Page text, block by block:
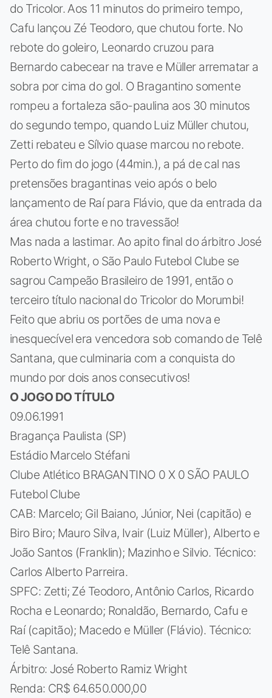
do Tricolor. Aos 11 minutos do primeiro tempo,
Cafu lançou Zé Teodoro, que chutou forte. No
rebote do goleiro, Leonardo cruzou para
Bernardo cabecear na trave e Müller arrematar a
sobra por cima do gol. O Bragantino somente
rompeu a fortaleza são-paulina aos 30 minutos
do segundo tempo, quando Luiz Müller chutou,
Zetti rebateu e Sílvio quase marcou no rebote.
Perto do fim do jogo (44min.), a pá de cal nas
pretensões bragantinas veio após o belo
lançamento de Raí para Flávio, que da entrada da
área chutou forte e no travessão!
Mas nada a lastimar. Ao apito final do árbitro José
Roberto Wright, o São Paulo Futebol Clube se
sagrou Campeão Brasileiro de 1991, então o
terceiro título nacional do Tricolor do Morumbi!
Feito que abriu os portões de uma nova e
inesquecível era vencedora sob comando de Telê
Santana, que culminaria com a conquista do
mundo por dois anos consecutivos!
O JOGO DO TÍTULO
09.06.1991
Bragança Paulista (SP)
Estádio Marcelo Stéfani
Clube Atlético BRAGANTINO 0 X 0 SÃO PAULO
Futebol Clube
CAB: Marcelo; Gil Baiano, Júnior, Nei (capitão) e
Biro Biro; Mauro Silva, Ivair (Luiz Müller), Alberto e
João Santos (Franklin); Mazinho e Silvio. Técnico:
Carlos Alberto Parreira.
SPFC: Zetti; Zé Teodoro, Antônio Carlos, Ricardo
Rocha e Leonardo; Ronaldão, Bernardo, Cafu e
Raí (capitão); Macedo e Müller (Flávio). Técnico:
Telê Santana.
Árbitro: José Roberto Ramiz Wright
Renda: CR$ 64.650.000,00